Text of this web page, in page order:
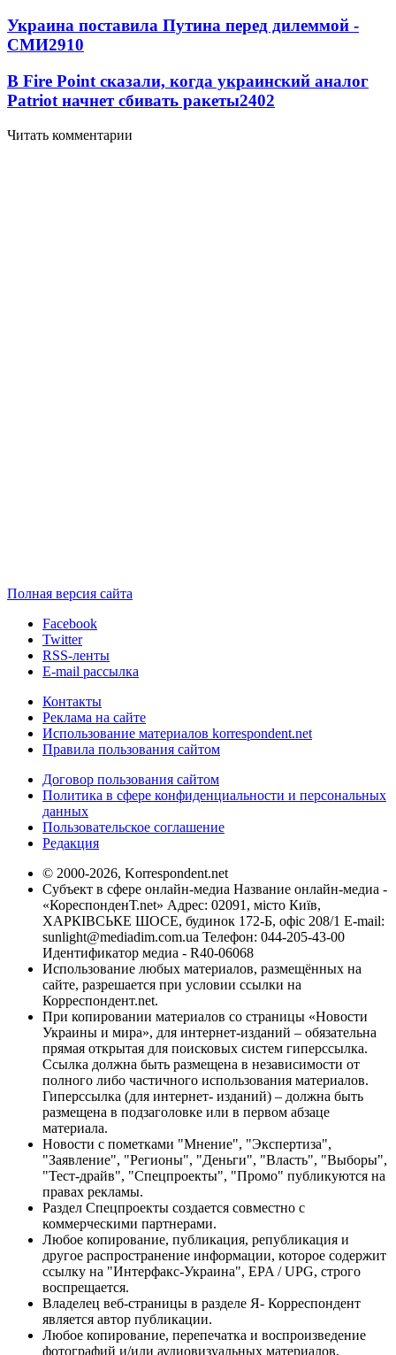
Украина поставила Путина перед дилеммой -
СМИ2910
В Fire Point сказали, когда украинский аналог
Patriot начнет сбивать ракеты2402
Читать комментарии
Полная версия сайта
Facebook
Twitter
RSS-ленты
E-mail рассылка
Контакты
Реклама на сайте
Использование материалов korrespondent.net
Правила пользования сайтом
Договор пользования сайтом
Политика в сфере конфиденциальности и персональных
данных
Пользовательское соглашение
Редакция
© 2000-2026, Korrespondent.net
Субъект в сфере онлайн-медиа Название онлайн-медиа -
«КореспонденТ.net» Адрес: 02091, місто Київ,
ХАРКІВСЬКЕ ШОСЕ, будинок 172-Б, офіс 208/1 E-mail:
sunlight@mediadim.com.ua Телефон: 044-205-43-00
Идентификатор медиа - R40-06068
Использование любых материалов, размещённых на
сайте, разрешается при условии ссылки на
Корреспондент.net.
При копировании материалов со страницы «Новости
Украины и мира», для интернет-изданий – обязательна
прямая открытая для поисковых систем гиперссылка.
Ссылка должна быть размещена в независимости от
полного либо частичного использования материалов.
Гиперссылка (для интернет- изданий) – должна быть
размещена в подзаголовке или в первом абзаце
материала.
Новости с пометками "Мнение", "Экспертиза",
"Заявление", "Регионы", "Деньги", "Власть", "Выборы",
"Тест-драйв", "Спецпроекты", "Промо" публикуются на
правах рекламы.
Раздел Спецпроекты создается совместно с
коммерческими партнерами.
Любое копирование, публикация, републикация и
другое распространение информации, которое содержит
ссылку на "Интерфакс-Украина", EPA / UPG, строго
воспрещается.
Владелец веб-страницы в разделе Я- Корреспондент
является автор публикации.
Любое копирование, перепечатка и воспроизведение
фотографий и/или аудиовизуальных материалов,